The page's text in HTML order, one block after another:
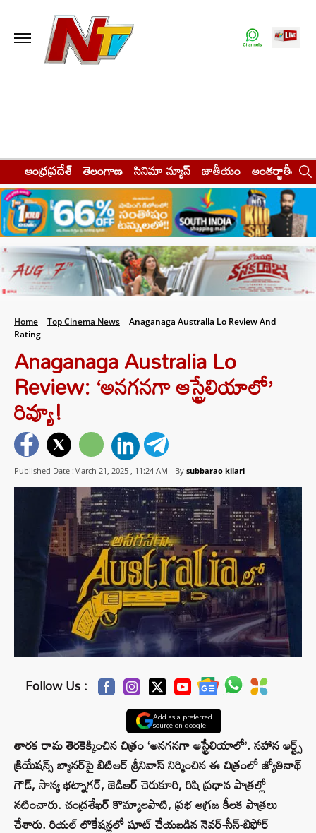
ఆంధ్రప్రదేశ్ తెలంగాణ సినిమా న్యూస్ జాతీయం అంతర్జాతీయం
Home Top Cinema News
Anaganaga Australia Lo Review And
Rating
Anaganaga Australia Lo
Review: ‘అనగనగా ఆస్ట్రేలియాలో’
రివ్యూ!
Published Date :March 21, 2025 , 11:24 AM By subbarao kilari
Follow Us :
Add as a preferred
source on google
తారక రామ తెరకెక్కించిన చిత్రం ‘అనగనగా ఆస్ట్రేలియాలో’. సహాన ఆర్ట్స్
క్రియేషన్స్ బ్యానర్‌పై బిటిఆర్‌ శ్రీనివాస్‌ నిర్మించిన ఈ చిత్రంలో జ్యోతినాథ్‌
గౌడ్, సాన్య భట్నాగర్, జెడిఆర్‌ చెరుకూరి, రిషి ప్రధాన పాత్రల్లో
నటించారు. చంద్రశేఖర్‌ కొమ్మాలపాటి, ప్రభ అగ్రజ కీలక పాత్రలు
చేశారు. రియల్‌ లొకేషన్లలో షూట్ చేయబడిన నెవర్-సీన్‌-బిఫోర్